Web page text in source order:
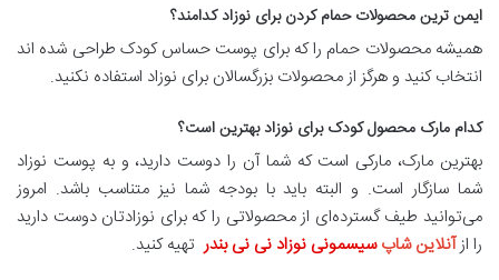
ایمن ترین محصولات حمام کردن برای نوزاد کدامند؟
همیشه محصولات حمام را که برای پوست حساس کودک طراحی شده اند
انتخاب کنید و هرگز از محصولات بزرگسالان برای نوزاد استفاده نکنید.
کدام مارک محصول کودک برای نوزاد بهترین است؟
بهترین مارک، مارکی است که شما آن را دوست دارید، و به پوست نوزاد
شما سازگار است. و البته باید با بودجه شما نیز متناسب باشد. امروز
می‌توانید طیف گسترده‌ای از محصولاتی را که برای نوزادتان دوست دارید
را ازآنلاین شاپسیسمونی نوزاد نی نی بندر تهیه کنید.